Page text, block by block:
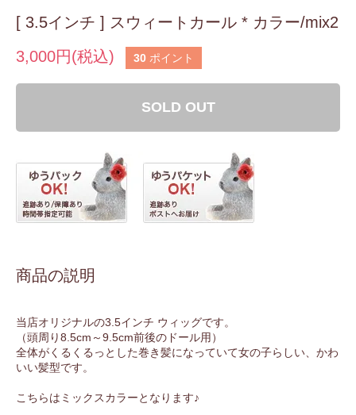
[ 3.5インチ ] スウィートカール * カラー/mix2
3,000円(税込)
30 ポイント
SOLD OUT
商品の説明
当店オリジナルの3.5インチ ウィッグです。
（頭周り8.5cm～9.5cm前後のドール用）
全体がくるくるっとした巻き髪になっていて女の子らしい、かわ
いい髪型です。
こちらはミックスカラーとなります♪